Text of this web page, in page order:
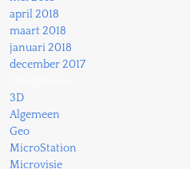
april 2018
maart 2018
januari 2018
december 2017
3D
Algemeen
Geo
MicroStation
Microvisie